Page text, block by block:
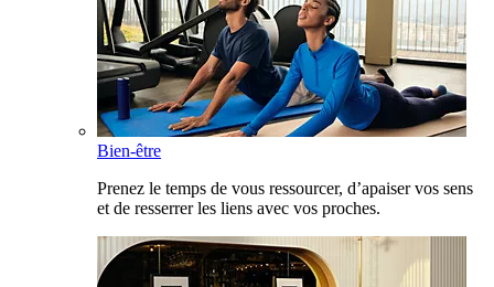
Bien-être
Prenez le temps de vous ressourcer, d’apaiser vos sens
et de resserrer les liens avec vos proches.